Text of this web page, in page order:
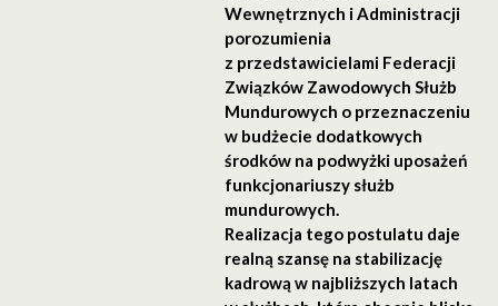
Wewnętrznych i Administracji
porozumienia
z przedstawicielami Federacji
Związków Zawodowych Służb
Mundurowych o przeznaczeniu
w budżecie dodatkowych
środków na podwyżki uposażeń
funkcjonariuszy służb
mundurowych.
Realizacja tego postulatu daje
realną szansę na stabilizację
kadrową w najbliższych latach